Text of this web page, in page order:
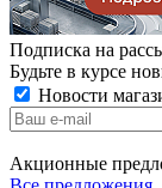
Подписка на
Будьте в курсе
Новости
Акционные